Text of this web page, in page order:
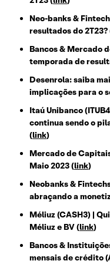
Neo-banks &
resultados do 2T23?
Bancos & Mercado
temporada de
Desenrola: saiba
implicações para o
Itaú Unibanco
continua sendo o
(link)
Mercado de
Maio 2023 (link)
Neobanks &
abraçando a
Méliuz (CASH3) |
Méliuz e BV (link)
Bancos &
mensais de crédito